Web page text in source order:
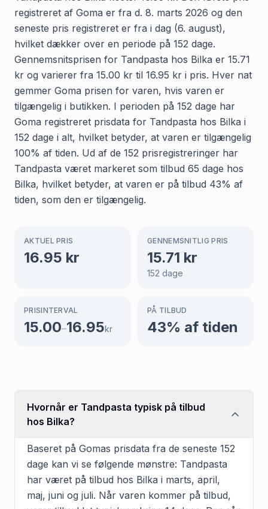
registreret af Goma er fra d. 8. marts 2026 og den
seneste pris registreret er fra i dag (6. august),
hvilket dækker over en periode på 152 dage.
Gennemsnitsprisen for Tandpasta hos Bilka er 15.71
kr og varierer fra 15.00 kr til 16.95 kr i pris. Hver nat
gemmer Goma prisen for varen, hvis varen er
tilgængelig i butikken. I perioden på 152 dage har
Goma registreret prisdata for Tandpasta hos Bilka i
152 dage i alt, hvilket betyder, at varen er tilgængelig
100% af tiden. Ud af de 152 prisregistreringer har
Tandpasta været markeret som tilbud 65 dage hos
Bilka, hvilket betyder, at varen er på tilbud 43% af
tiden, som den er tilgængelig.
AKTUEL PRIS
16.95 kr
GENNEMSNITLIG PRIS
15.71 kr
152 dage
PRISINTERVAL
15.00–16.95kr
PÅ TILBUD
43% af tiden
Hvornår er Tandpasta typisk på tilbud
hos Bilka?
Baseret på Gomas prisdata fra de seneste 152
dage kan vi se følgende mønstre: Tandpasta
har været på tilbud hos Bilka i marts, april,
maj, juni og juli. Når varen kommer på tilbud,